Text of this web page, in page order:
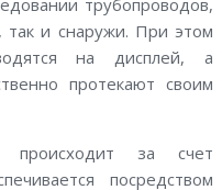
трубопроводов,
так и снаружи. При этом
на дисплей, а
протекают своим
происходит за счет
посредством